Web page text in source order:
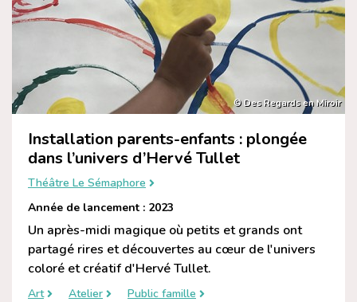
© Des Regards en Miroir
Installation parents-enfants : plongée
dans l’univers d’Hervé Tullet
Théâtre Le Sémaphore
Année de lancement : 2023
Un après-midi magique où petits et grands ont
partagé rires et découvertes au cœur de l'univers
coloré et créatif d'Hervé Tullet.
Art Atelier
Public famille